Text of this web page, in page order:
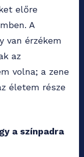
előre
A
van érzékem
az
volna; a zene
életem része
a színpadra